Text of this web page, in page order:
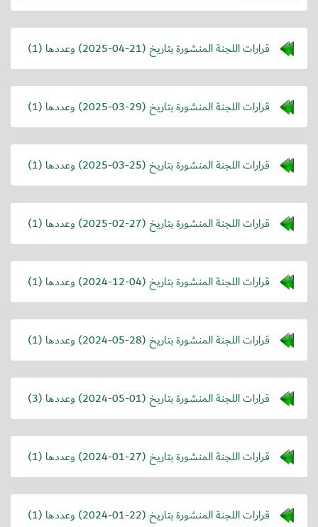
قرارات اللجنة المنشورة بتاريخ (2025-04-21) وعددها (1)
قرارات اللجنة المنشورة بتاريخ (2025-03-29) وعددها (1)
قرارات اللجنة المنشورة بتاريخ (2025-03-25) وعددها (1)
قرارات اللجنة المنشورة بتاريخ (2025-02-27) وعددها (1)
قرارات اللجنة المنشورة بتاريخ (2024-12-04) وعددها (1)
قرارات اللجنة المنشورة بتاريخ (2024-05-28) وعددها (1)
قرارات اللجنة المنشورة بتاريخ (2024-05-01) وعددها (3)
قرارات اللجنة المنشورة بتاريخ (2024-01-27) وعددها (1)
قرارات اللجنة المنشورة بتاريخ (2024-01-22) وعددها (1)